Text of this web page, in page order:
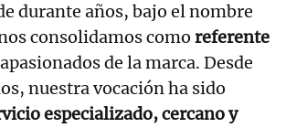
durante años, bajo el nombre
consolidamos como referente
de la marca. Desde
nuestra vocación ha sido
especializado, cercano y